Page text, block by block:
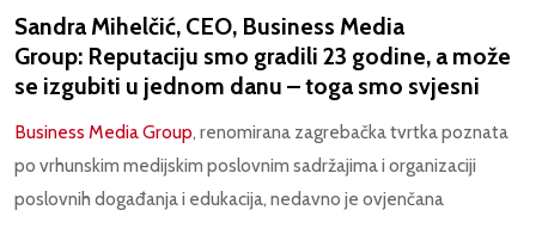
Sandra Mihelčić, CEO, Business Media
Group: Reputaciju smo gradili 23 godine, a može
se izgubiti u jednom danu – toga smo svjesni
Business Media Group, renomirana zagrebačka tvrtka poznata
po vrhunskim medijskim poslovnim sadržajima i organizaciji
poslovnih događanja i edukacija, nedavno je ovjenčana